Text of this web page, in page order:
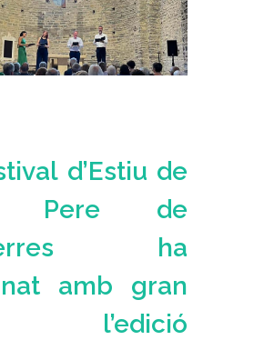
d’Estiu de
Pere de
ha
amb gran
l’edició